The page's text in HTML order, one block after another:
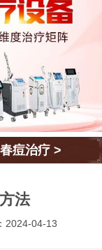
痘治疗 >
法
2024-04-13